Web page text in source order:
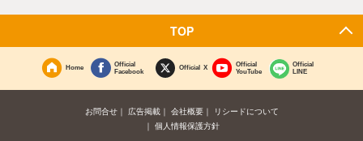
TOP
Home
Official
Facebook
Official X
Official
YouTube
Official
LINE
お問合せ 広告掲載 会社概要
リシードについて
個人情報保護方針